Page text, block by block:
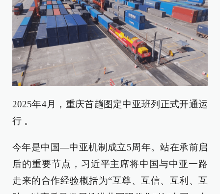
2025年4月，重庆首趟图定中亚班列正式开通运
行 。
今年是中国—中亚机制成立5周年。站在承前启
后的重要节点，习近平主席将中国与中亚一路
走来的合作经验概括为“互尊、互信、互利、互